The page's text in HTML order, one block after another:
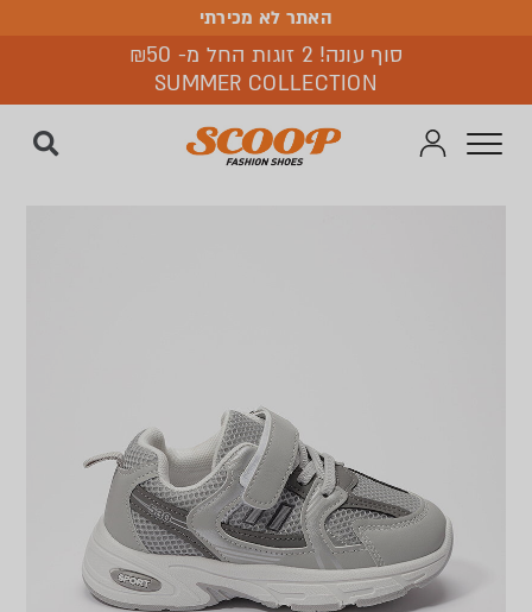
האתר לא מכירתי
האתר לא מכירתי
סוף עונה! 2 זוגות החל מ- ₪50
SUMMER COLLECTION